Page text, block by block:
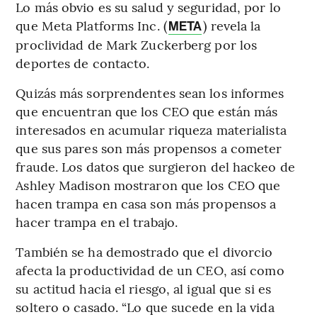
Lo más obvio es su salud y seguridad, por lo
que Meta Platforms Inc. (META) revela la
proclividad de Mark Zuckerberg por los
deportes de contacto.
Quizás más sorprendentes sean los informes
que encuentran que los CEO que están más
interesados ​​en acumular riqueza materialista
que sus pares son más propensos a cometer
fraude. Los datos que surgieron del hackeo de
Ashley Madison mostraron que los CEO que
hacen trampa en casa son más propensos a
hacer trampa en el trabajo.
También se ha demostrado que el divorcio
afecta la productividad de un CEO, así como
su actitud hacia el riesgo, al igual que si es
soltero o casado. “Lo que sucede en la vida